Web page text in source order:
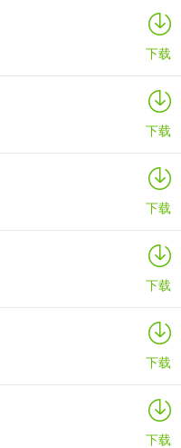
下载
下载
下载
下载
下载
下载